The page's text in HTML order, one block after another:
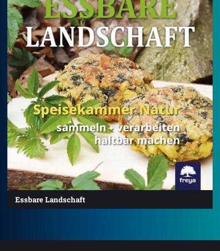
Essbare Landschaft